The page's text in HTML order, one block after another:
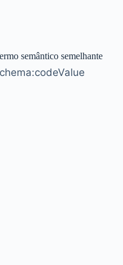
semântico semelhante